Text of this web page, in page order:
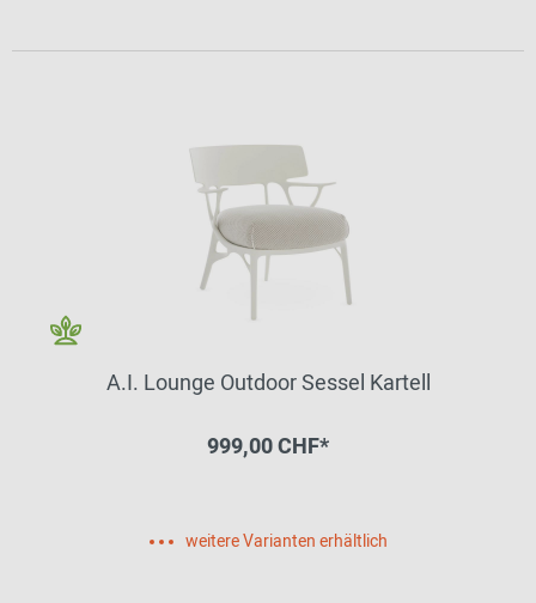
A.I. Lounge Outdoor Sessel Kartell
999,00 CHF*
weitere Varianten erhältlich